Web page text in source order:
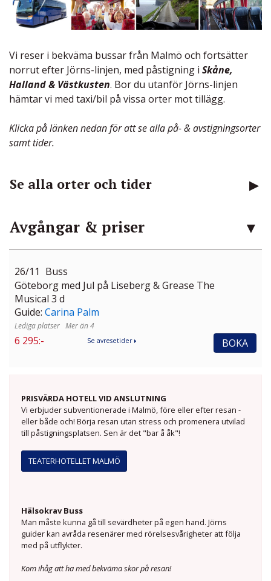
Vi reser i bekväma bussar från Malmö och fortsätter
norrut efter Jörns-linjen, med påstigning i Skåne,
Halland & Västkusten. Bor du utanför Jörns-linjen
hämtar vi med taxi/bil på vissa orter mot tillägg.
Klicka på länken nedan för att se alla på- & avstigningsorter
samt tider.
Se alla orter och tider
Avgångar & priser
26/11 Buss
Göteborg med Jul på Liseberg & Grease The
Musical 3 d
Guide: Carina Palm
Mer än 4
6 295:- BOKA
Se avresetider
PRISVÄRDA HOTELL VID ANSLUTNING
Vi erbjuder subventionerade i Malmö, före eller efter resan -
eller både och! Börja resan utan stress och promenera utvilad
till påstigningsplatsen. Sen är det "bar å åk"!
TEATERHOTELLET MALMÖ
Hälsokrav Buss
Man måste kunna gå till sevärdheter på egen hand. Jörns
guider kan avråda resenärer med rörelsesvårigheter att följa
med på utflykter.
Kom ihåg att ha med bekväma skor på resan!